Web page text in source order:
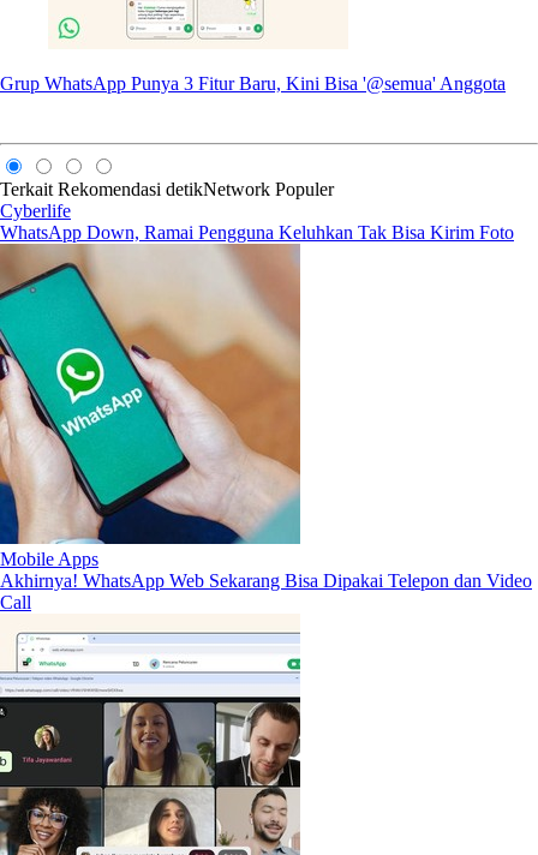
Grup WhatsApp Punya 3 Fitur Baru, Kini Bisa '@semua' Anggota
Terkait Rekomendasi detikNetwork Populer
Cyberlife
WhatsApp Down, Ramai Pengguna Keluhkan Tak Bisa Kirim Foto
Mobile Apps
Akhirnya! WhatsApp Web Sekarang Bisa Dipakai Telepon dan Video
Call